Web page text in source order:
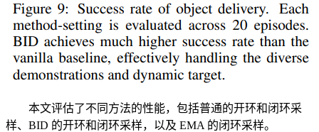
本文评估了不同方法的性能，包括普通的开环和闭环采
样、BID 的开环和闭环采样，以及 EMA 的闭环采样。